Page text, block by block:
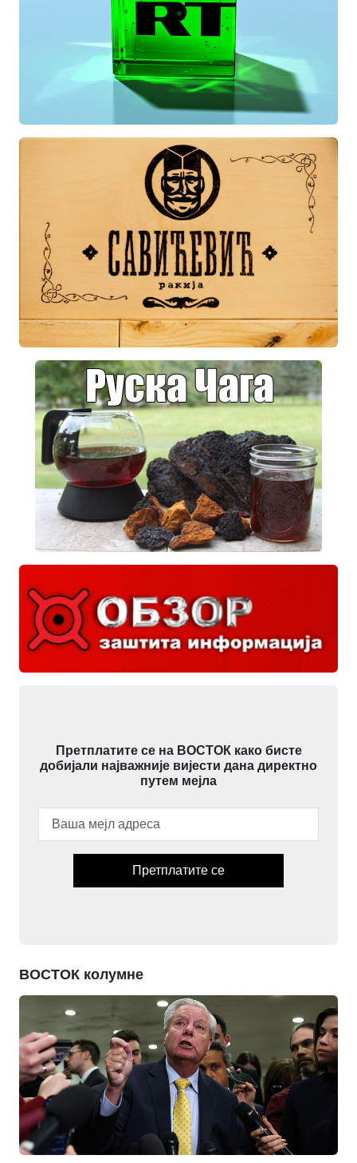
Претплатите се на ВОСТОК како бисте
добијали најважније вијести дана директно
путем мејла
Претплатите се
ВОСТОК колумне